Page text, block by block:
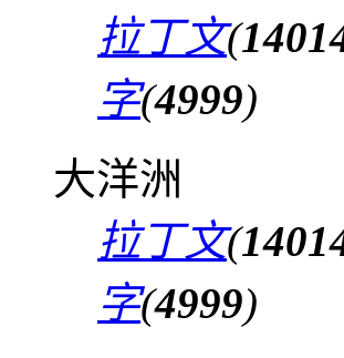
拉丁文(
字(4999)
大洋洲
拉丁文(
字(4999)